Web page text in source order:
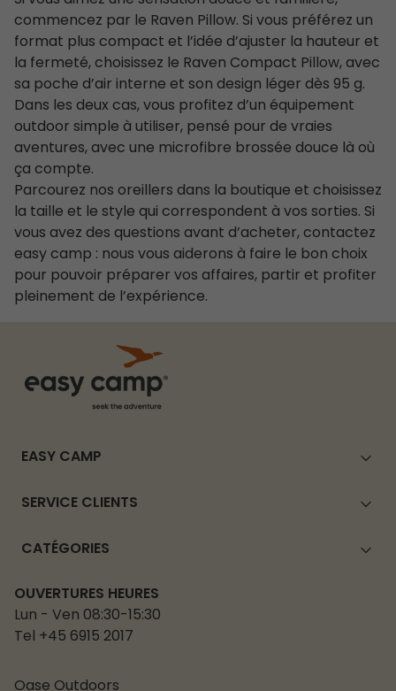
commencez par le Raven Pillow. Si vous préférez un
format plus compact et l’idée d’ajuster la hauteur et
la fermeté, choisissez le Raven Compact Pillow, avec
sa poche d’air interne et son design léger dès 95 g.
Dans les deux cas, vous profitez d’un équipement
outdoor simple à utiliser, pensé pour de vraies
aventures, avec une microfibre brossée douce là où
ça compte.
Parcourez nos oreillers dans la boutique et choisissez
la taille et le style qui correspondent à vos sorties. Si
vous avez des questions avant d’acheter, contactez
easy camp : nous vous aiderons à faire le bon choix
pour pouvoir préparer vos affaires, partir et profiter
pleinement de l’expérience.
EASY CAMP
SERVICE CLIENTS
CATÉGORIES
OUVERTURES HEURES
Lun - Ven 08:30-15:30
Tel +45 6915 2017
Oase Outdoors